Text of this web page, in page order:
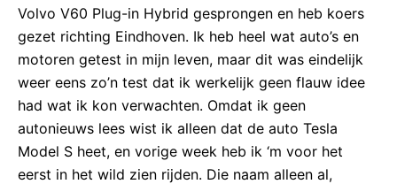
Volvo V60 Plug-in Hybrid gesprongen en heb koers
gezet richting Eindhoven. Ik heb heel wat auto’s en
motoren getest in mijn leven, maar dit was eindelijk
weer eens zo’n test dat ik werkelijk geen flauw idee
had wat ik kon verwachten. Omdat ik geen
autonieuws lees wist ik alleen dat de auto Tesla
Model S heet, en vorige week heb ik ‘m voor het
eerst in het wild zien rijden. Die naam alleen al,